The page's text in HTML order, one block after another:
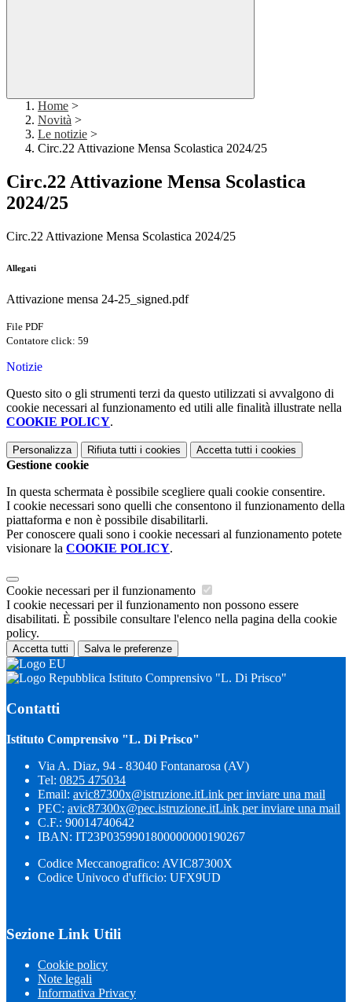
Home >
Novità >
Le notizie >
Circ.22 Attivazione Mensa Scolastica 2024/25
Circ.22 Attivazione Mensa Scolastica
2024/25
Circ.22 Attivazione Mensa Scolastica 2024/25
Allegati
Attivazione mensa 24-25_signed.pdf
File PDF
Contatore click: 59
Notizie
Questo sito o gli strumenti terzi da questo utilizzati si avvalgono di
cookie necessari al funzionamento ed utili alle finalità illustrate nella
COOKIE POLICY.
Personalizza Rifiuta tutti i cookies Accetta tutti i cookies
Gestione cookie
In questa schermata è possibile scegliere quali cookie consentire.
I cookie necessari sono quelli che consentono il funzionamento della
piattaforma e non è possibile disabilitarli.
Per conoscere quali sono i cookie necessari al funzionamento potete
visionare la COOKIE POLICY.
Cookie necessari per il funzionamento
I cookie necessari per il funzionamento non possono essere
disabilitati. È possibile consultare l'elenco nella pagina della cookie
policy.
Accetta tutti Salva le preferenze
Istituto Comprensivo "L. Di Prisco"
Contatti
Istituto Comprensivo "L. Di Prisco"
Via A. Diaz, 94 - 83040 Fontanarosa (AV)
Tel: 0825 475034
Email: avic87300x@istruzione.itLink per inviare una mail
PEC: avic87300x@pec.istruzione.itLink per inviare una mail
C.F.: 90014740642
IBAN: IT23P0359901800000000190267
Codice Meccanografico: AVIC87300X
Codice Univoco d'ufficio: UFX9UD
Sezione Link Utili
Cookie policy
Note legali
Informativa Privacy